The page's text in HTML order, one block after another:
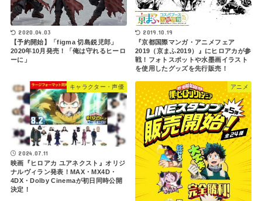
2020.04.03
【予約開始】「figma 切島鋭児郎」
2020年10月発売！「俺は守れるヒーロ
ーに」
2019.10.19
『京都国際マンガ・アニメフェア
2019（京まふ2019）』にヒロアカが参
戦！フォトスポットや水墨画イラスト
を使用したグッズを先行販売！
キャラクター・声優
2024.07.11
映画『ヒロアカ ユアネクスト』オリジ
ナルヴィラン発表！MAX・MX4D・
4DX・Dolby Cinemaが初日同時公開
決定！
アニメ